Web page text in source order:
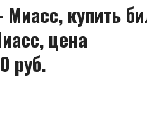
купить
цена
руб.